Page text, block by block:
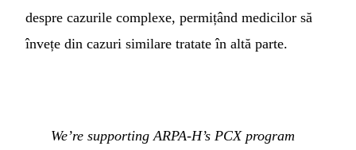
despre cazurile complexe, permițând medicilor să
învețe din cazuri similare tratate în altă parte.
We’re supporting ARPA-H’s PCX program